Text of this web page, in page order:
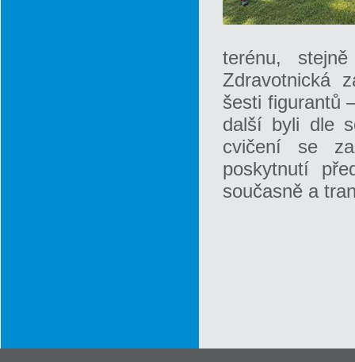
terénu,
Zdravotnická
šesti figurantů
další byli dle
cvičení se
poskytnutí
současně a